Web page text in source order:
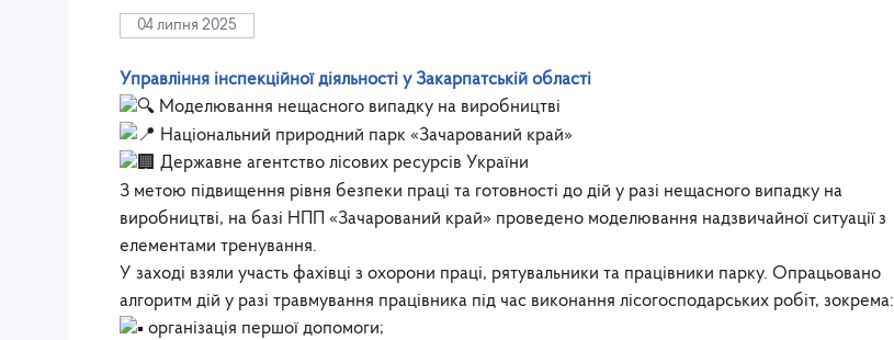
04 липня 2025
Управління інспекційної діяльності у Закарпатській області
Моделювання нещасного випадку на виробництві
Національний природний парк «Зачарований край»
Державне агентство лісових ресурсів України
З метою підвищення рівня безпеки праці та готовності до дій у разі нещасного випадку на
виробництві, на базі НПП «Зачарований край» проведено моделювання надзвичайної ситуації з
елементами тренування.
У заході взяли участь фахівці з охорони праці, рятувальники та працівники парку. Опрацьовано
алгоритм дій у разі травмування працівника під час виконання лісогосподарських робіт, зокрема:
організація першої допомоги;